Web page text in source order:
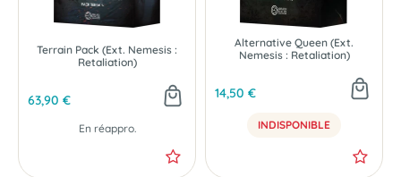
Terrain Pack (Ext. Nemesis :
Retaliation)
63,90 €
En réappro.
Alternative Queen (Ext.
Nemesis : Retaliation)
14,50 €
INDISPONIBLE